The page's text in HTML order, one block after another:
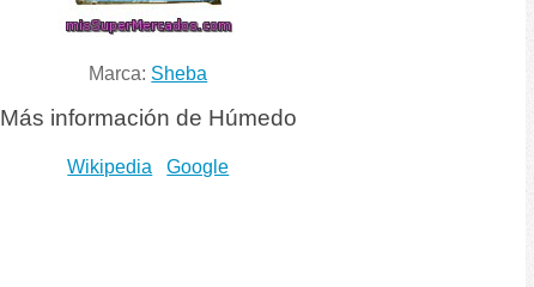
Marca: Sheba
Más información de Húmedo
Wikipedia Google